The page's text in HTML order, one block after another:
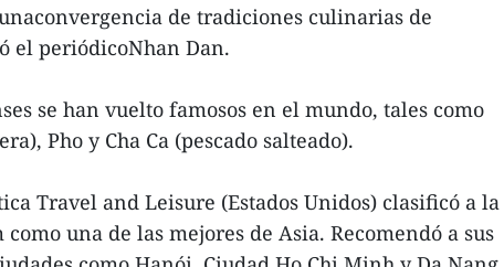
de tradiciones culinarias de
el periódicoNhan Dan.
se han vuelto famosos en el mundo, tales como
Pho y Cha Ca (pescado salteado).
Travel and Leisure (Estados Unidos) clasificó a la
una de las mejores de Asia. Recomendó a sus